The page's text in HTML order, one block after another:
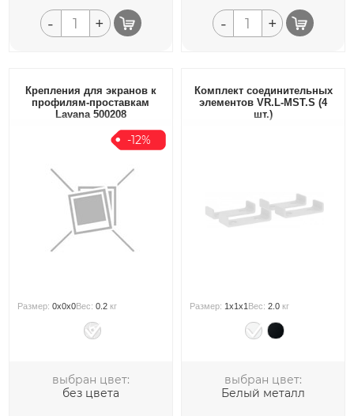
- + - +
Крепления для экранов к
профилям-проставкам
Lavana 500208
-12%
Размер:0x0x0Вес:0.2 кг
выбран цвет:
без цвета
Комплект соединительных
элементов VR.L-MST.S (4
шт.)
Размер: 1x1x1 Вес:2.0 кг
выбран цвет:
Белый металл